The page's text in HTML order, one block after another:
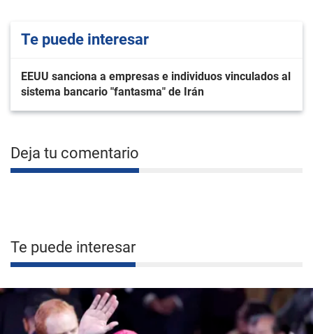
Te puede interesar
EEUU sanciona a empresas e individuos vinculados al
sistema bancario "fantasma" de Irán
Deja tu comentario
Te puede interesar